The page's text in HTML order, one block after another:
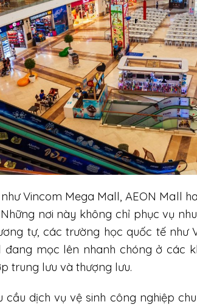
Vincom Mega Mall, AEON Mall
nơi này không chỉ phục vụ
tự, các trường học quốc tế như
đang mọc lên nhanh chóng ở các
trung lưu và thượng lưu.
cầu dịch vụ vệ sinh công nghiệp